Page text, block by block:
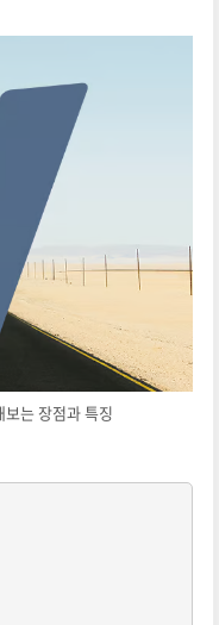
는 장점과 특징